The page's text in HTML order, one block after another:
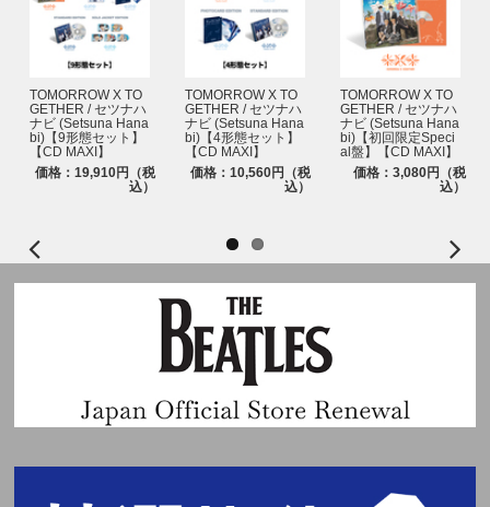
TOMORROW X TO
GETHER / セツナハ
ナビ (Setsuna Hana
bi)【9形態セット】
【CD MAXI】
価格：19,910円（税
込）
TOMORROW X TO
GETHER / セツナハ
ナビ (Setsuna Hana
bi)【4形態セット】
【CD MAXI】
価格：10,560円（税
込）
TOMORROW X TO
GETHER / セツナハ
ナビ (Setsuna Hana
bi)【初回限定Speci
al盤】【CD MAXI】
価格：3,080円（税
込）